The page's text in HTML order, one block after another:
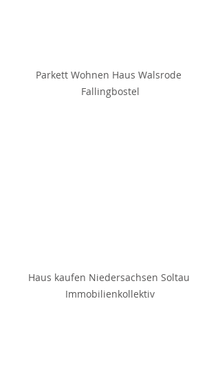
Parkett Wohnen Haus Walsrode
Fallingbostel
Haus kaufen Niedersachsen Soltau
Immobilienkollektiv